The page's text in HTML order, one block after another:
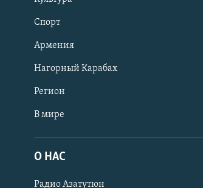
Спорт
Армения
Нагорный Карабах
Регион
В мире
О НАС
Радио Азатутюн